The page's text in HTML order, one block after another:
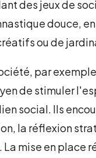
des jeux de
douce,
ou de
par
de stimuler
social. Ils
la réflexion
mise en place